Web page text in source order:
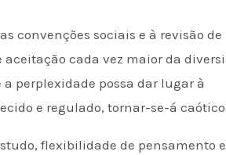
convenções sociais e à revisão de
cada vez maior da
perplexidade possa dar lugar à
e regulado, tornar-se-á
flexibilidade de pensamento